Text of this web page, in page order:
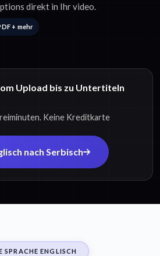
direkt in Ihr video.
+ mehr
Upload bis zu Untertiteln
Keine Kreditkarte
nach Serbisch
SPRACHE ENGLISCH